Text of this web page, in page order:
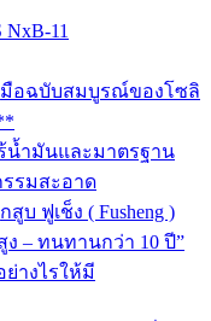
11
อฉบับสมบูรณ์ของโซลิ
น้ำมันและมาตรฐาน
รมสะอาด
บ ฟูเช็ง ( Fusheng )
– ทนทานกว่า 10 ปี”
างไรให้มี